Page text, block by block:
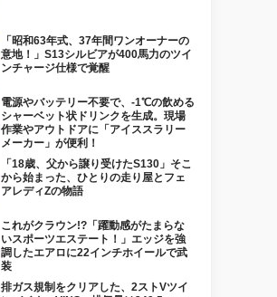
「昭和63年式、37年間ワンオーナーの
意地！」S13シルビアが400馬力のツイ
ンチャージ仕様で覚醒
電源やバッテリー不要で、-1℃の飲める
シャーベット状ドリンクを生成。現場
作業やアウトドアに「アイススラリー
メーカー」が便利！
「18歳、父から譲り受けたS130」そこ
から始まった、ひとりの走り屋とフェ
アレディZの物語
これがクラウン!?「躍動感がたまらな
いスポーツエステート！」エッジを強
調したエアロに22インチホイールで武
装
排ガス規制をクリアした、2ストVツイ